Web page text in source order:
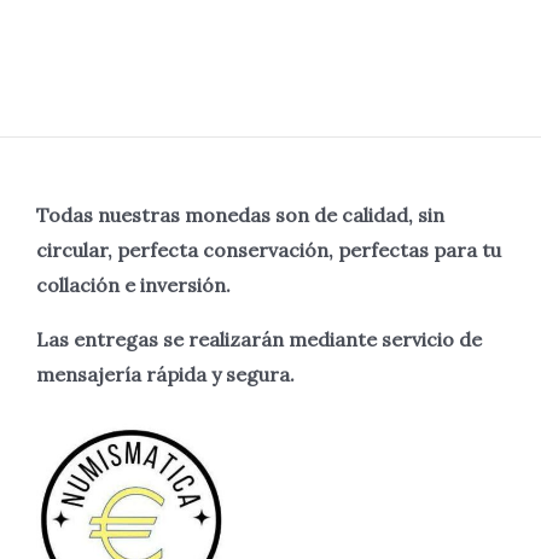
Todas nuestras monedas son de calidad, sin
circular, perfecta conservación, perfectas para tu
collación e inversión.
Las entregas se realizarán mediante servicio de
mensajería rápida y segura.